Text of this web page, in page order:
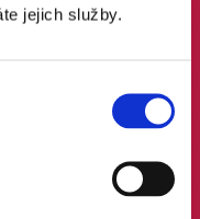
jejich služby.